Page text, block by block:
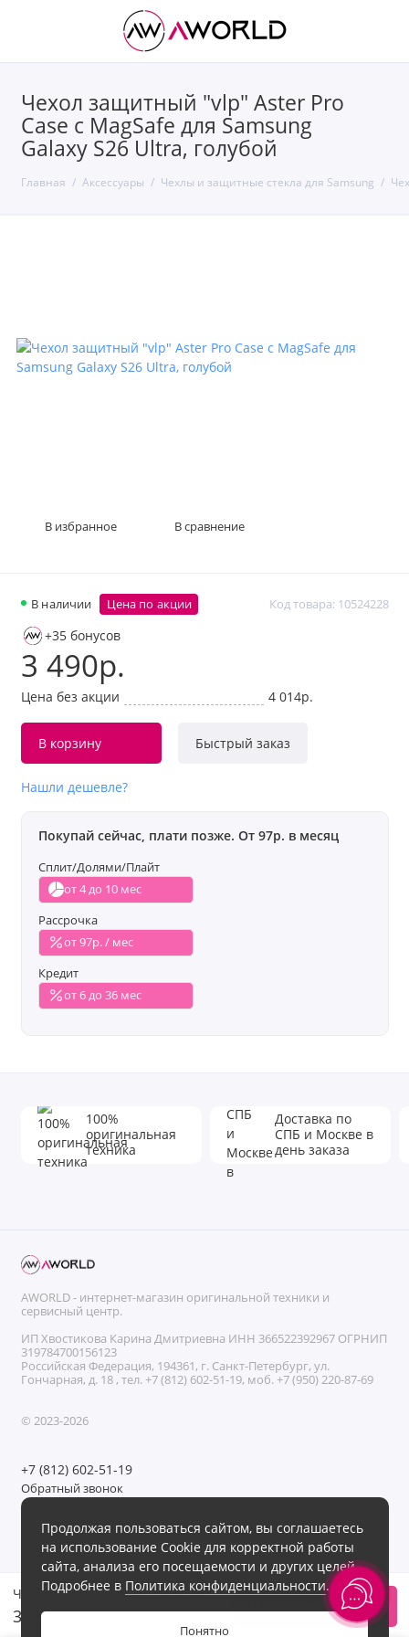
Чехол защитный "vlp" Aster Pro
Case c MagSafe для Samsung
Galaxy S26 Ultra, голубой
Главная Аксессуары Чехлы и защитные стекла для Samsung
Чехол защитный "vlp" Aster Pro Case c MagSafe для Samsung Galaxy S26 Ultra, голубой
3 490р.
В наличии Код товара: 10524228
Цена по акции
+35 бонусов
3 490р.
Цена без акции 4 014р.
В корзину Быстрый заказ
Нашли дешевле?
Покупай сейчас, плати позже. От 97р. в месяц
Сплит/Долями/Плайт
от 4 до 10 мес
Рассрочка
от 97р. / мес
Кредит
от 6 до 36 мес
В избранное В сравнение
100%
оригинальная
техника
Доставка по
СПБ и Москве в
день заказа
Продолжая пользоваться сайтом, вы соглашаетесь
на использование Cookie для корректной работы
сайта, анализа его посещаемости и других целей.
Подробнее в Политика конфиденциальности.
Понятно
AWORLD - интернет-магазин оригинальной техники и
сервисный центр.
ИП Хвостикова Карина Дмитриевна ИНН 366522392967 ОГРНИП
319784700156123
Российская Федерация, 194361, г. Санкт-Петербург, ул.
Гончарная, д. 18 , тел. +7 (812) 602-51-19, моб. +7 (950) 220-87-69
© 2023-2026
+7 (812) 602-51-19
Обратный звонок
Мы в сети